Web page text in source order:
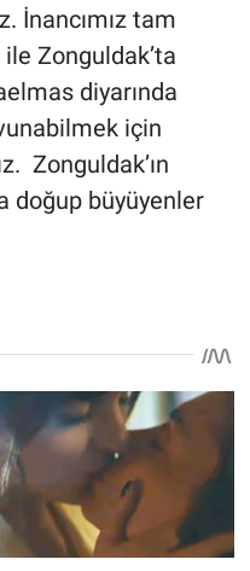
İnancımız tam
Zonguldak’ta
diyarında
için
Zonguldak’ın
doğup büyüyenler